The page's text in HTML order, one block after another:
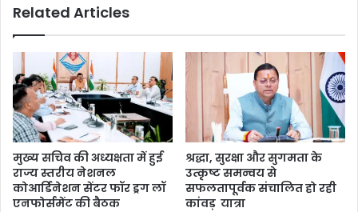
Related Articles
मुख्य सचिव की अध्यक्षता में हुई
राज्य स्तरीय नेशनल
कोआर्डिनेशन सेंटर फॉर ड्रग लॉ
एनफोर्समेंट की बैठक
श्रद्धा, सुरक्षा और सुगमता के
उत्कृष्ट समन्वय से
सफलतापूर्वक संचालित हो रही
कांवड़ यात्रा